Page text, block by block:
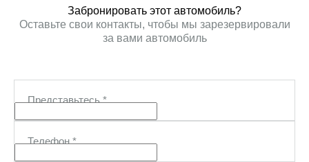
Забронировать этот автомобиль?
Оставьте свои контакты, чтобы мы зарезервировали
за вами автомобиль
Представьтесь*
Телефон*